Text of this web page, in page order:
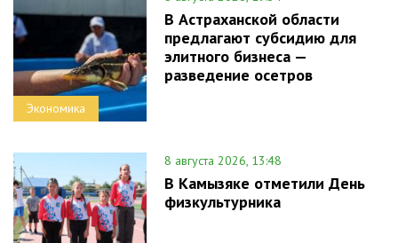
Экономика
В Астраханской области
предлагают субсидию для
элитного бизнеса —
разведение осетров
8 августа 2026, 13:48
В Камызяке отметили День
физкультурника